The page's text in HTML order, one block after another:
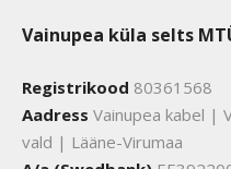
Vainupea küla selts
Registrikood 80361568
Aadress Vainupea kabel |
vald | Lääne-Virumaa